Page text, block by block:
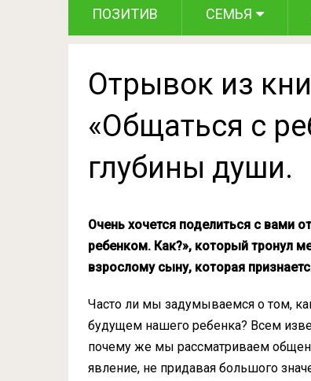
ПОЗИТИВ СЕМЬЯ
Отрывок из
«Общаться с
глубины души.
Очень хочется поделиться с вами
ребенком. Как?», который тронул
взрослому сыну, которая
Часто ли мы задумываемся о том,
будущем нашего ребенка? Всем
почему же мы рассматриваем
явление, не придавая большого